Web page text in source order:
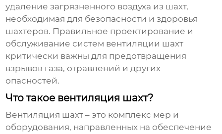
удаление загрязненного воздуха из шахт,
необходимая для безопасности и здоровья
шахтеров. Правильное проектирование и
обслуживание систем вентиляции шахт
критически важны для предотвращения
взрывов газа, отравлений и других
опасностей.
Что такое вентиляция шахт?
Вентиляция шахт – это комплекс мер и
оборудования, направленных на обеспечение